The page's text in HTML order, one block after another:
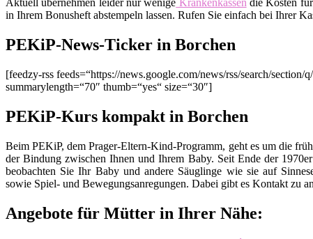
Aktuell übernehmen leider nur wenige Krankenkassen die Kosten
in Ihrem Bonusheft abstempeln lassen. Rufen Sie einfach bei Ihrer
PEKiP-News-Ticker in Borchen
[feedzy-rss feeds=“https://news.google.com/news/rss/search/
summarylength=“70″ thumb=“yes“ size=“30″]
PEKiP-Kurs kompakt in Borchen
Beim PEKiP, dem Prager-Eltern-Kind-Programm, geht es um die
der Bindung zwischen Ihnen und Ihrem Baby. Seit Ende der
beobachten Sie Ihr Baby und andere Säuglinge wie sie auf
sowie Spiel- und Bewegungsanregungen. Dabei gibt es Kontakt zu
Angebote für Mütter in Ihrer Nähe: